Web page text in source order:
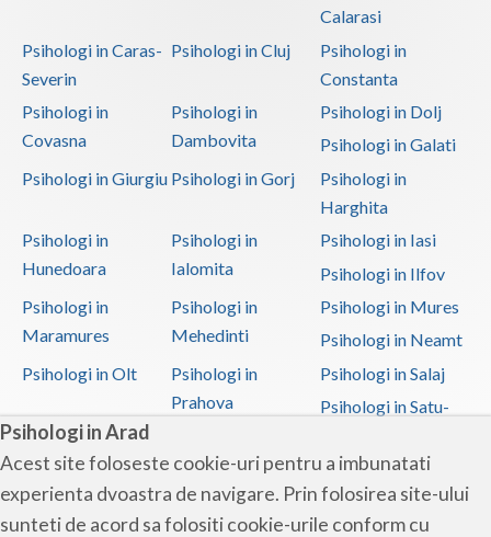
Psihologi in Arad
Acest site foloseste cookie-uri pentru a imbunatati
experienta dvoastra de navigare. Prin folosirea site-ului
sunteti de acord sa folositi cookie-urile conform cu
Calarasi
Psihologi in Caras-
Severin
Psihologi in Cluj
Psihologi in
Constanta
Psihologi in
Covasna
Psihologi in
Dambovita
Psihologi in Dolj
Psihologi in Galati
Psihologi in Giurgiu Psihologi in Gorj
Psihologi in
Harghita
Psihologi in
Hunedoara
Psihologi in
Ialomita
Psihologi in Iasi
Psihologi in Ilfov
Psihologi in
Maramures
Psihologi in
Mehedinti
Psihologi in Mures
Psihologi in Neamt
Psihologi in Olt
Psihologi in
Prahova
Psihologi in Salaj
Psihologi in Satu-
Psihologi in Sibiu
Psihologi in
Suceava
Psihologi in
Teleorman
Psihologi in Timis
Psihologi in Tulcea Psihologi in Valcea